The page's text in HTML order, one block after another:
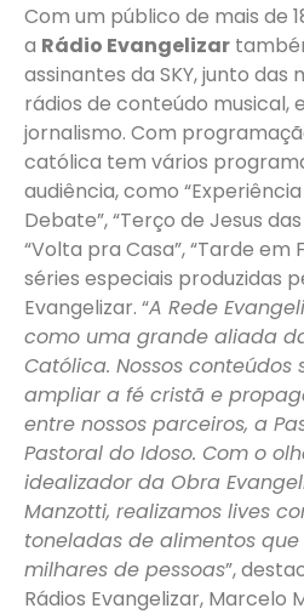
Com um público de mais de
a Rádio Evangelizar
assinantes da SKY, junto
rádios de conteúdo musical,
jornalismo. Com
católica tem vários
audiência, como “Experiência
Debate”, “Terço de Jesus
“Volta pra Casa”, “Tarde em
séries especiais produzidas
Evangelizar. “A Rede
como uma grande aliada
Católica. Nossos conteúdos
ampliar a fé cristã e
entre nossos parceiros, a
Pastoral do Idoso. Com o
idealizador da Obra
Manzotti, realizamos lives
toneladas de alimentos
milhares de pessoas”,
Rádios Evangelizar, Marcelo